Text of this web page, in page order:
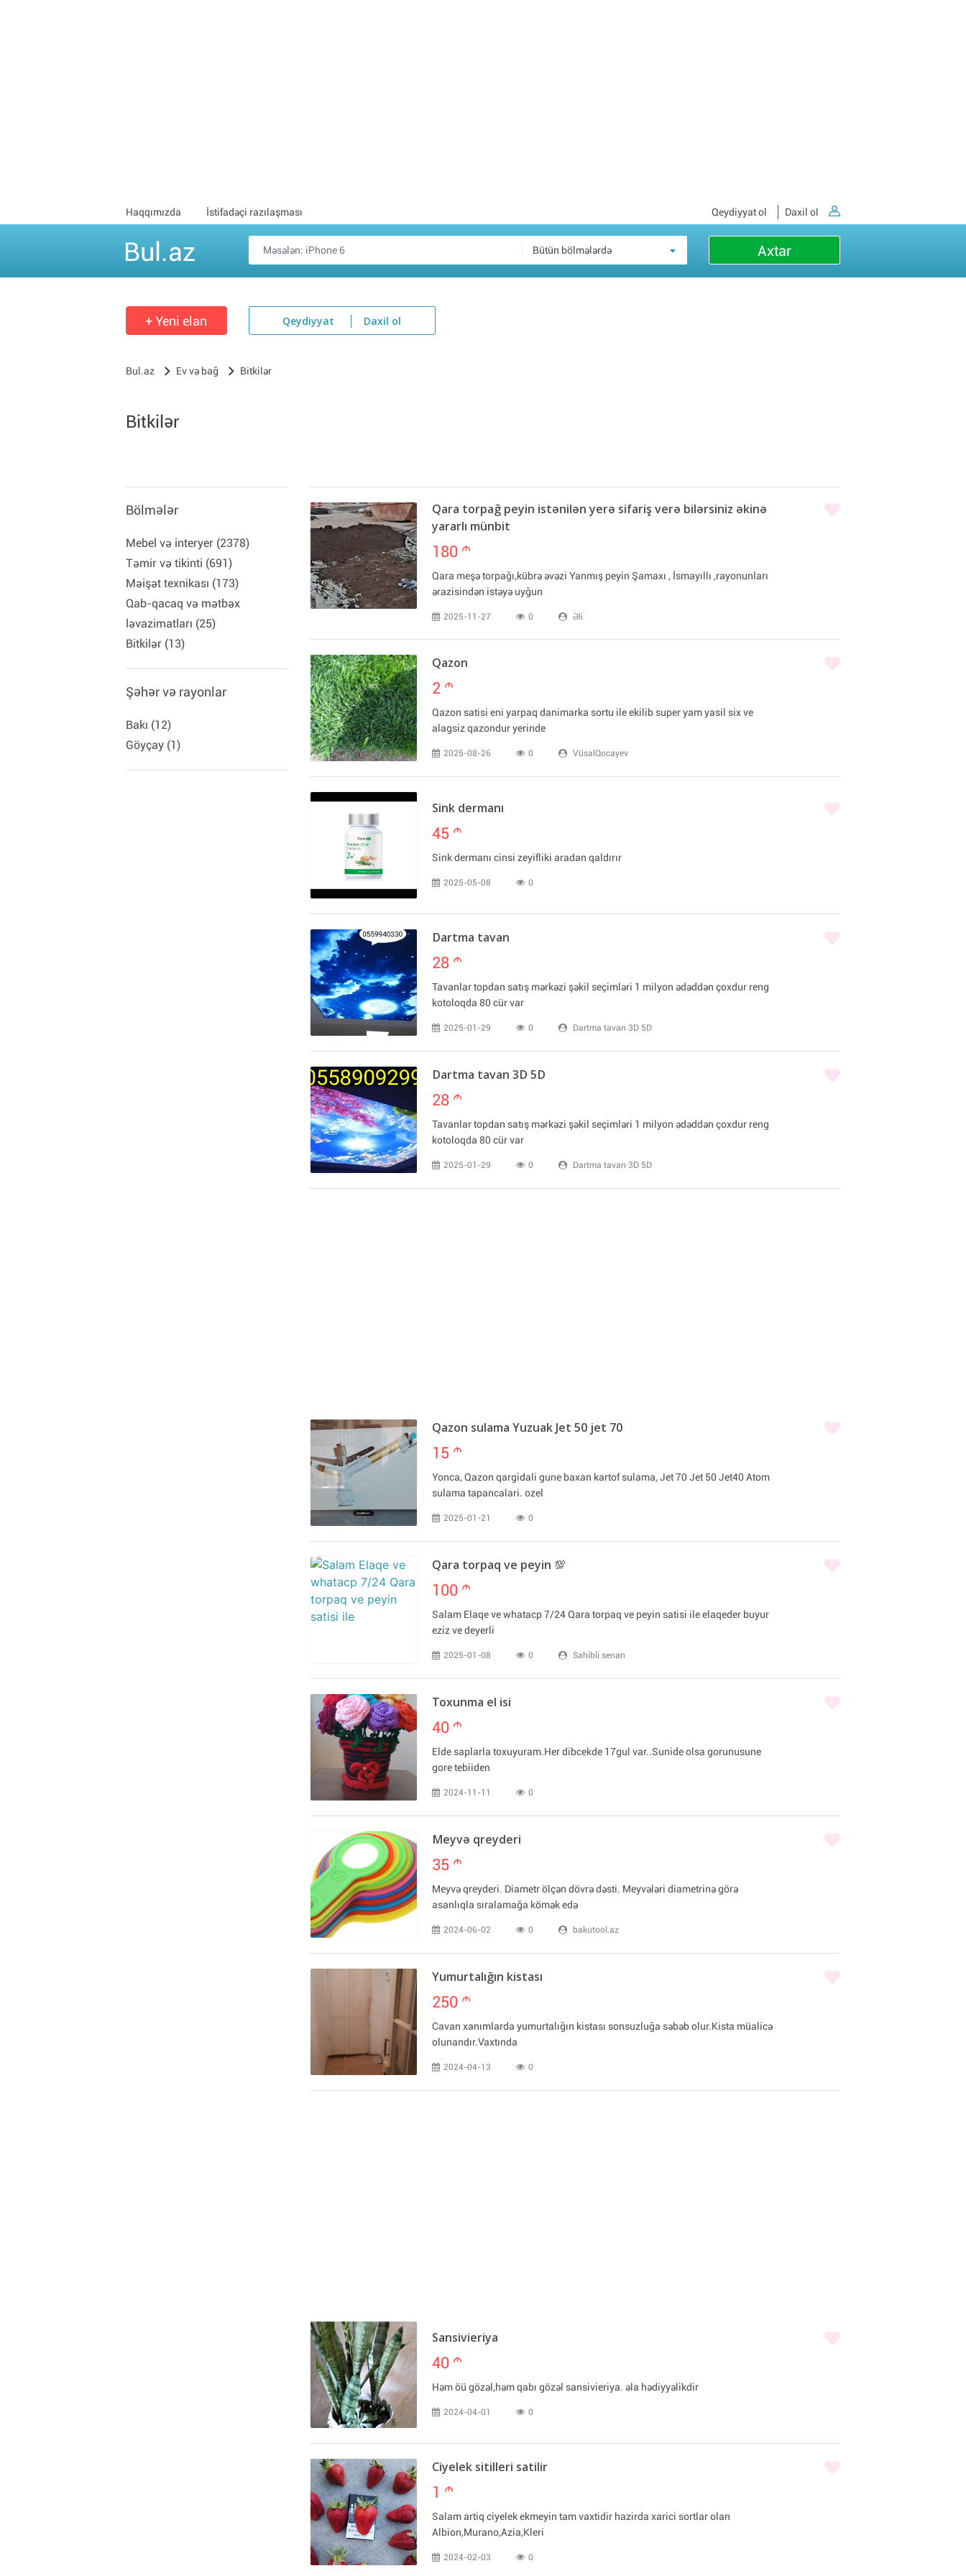
Haqqımızda İstifadəçi razılaşması Qeydiyyat ol Daxil ol
Bul.az Bütün bölmələrdə Axtar
+ Yeni elan Qeydiyyat Daxil ol
Bul.az Ev və bağ Bitkilər
Bitkilər
Bölmələr
Mebel və interyer (2378)
Təmir və tikinti (691)
Məişət texnikası (173)
Qab-qacaq və mətbəx
ləvazimatları (25)
Bitkilər (13)
Şəhər və rayonlar
Bakı (12)
Göyçay (1)
Qara torpağ peyin istənilən yerə sifariş verə bilərsiniz əkinə
yararlı münbit
180 m
Qara meşə torpağı,kübrə əvəzi Yanmış peyin Şamaxı , İsmayıllı ,rayonunları
ərazisindən istəyə uyğun
2025-11-27 0 Əli
Qazon
2 m
Qazon satisi eni yarpaq danimarka sortu ile ekilib super yam yasil six ve
alagsiz qazondur yerinde
2025-08-26 0 VüsalQocayev
Sink dermanı
45 m
Sink dermanı cinsi zeyifliki aradan qaldırır
2025-05-08 0
Dartma tavan
28 m
Tavanlar topdan satış mərkəzi şəkil seçimləri 1 milyon ədəddən çoxdur reng
kotoloqda 80 cür var
2025-01-29 0 Dartma tavan 3D 5D
Dartma tavan 3D 5D
28 m
Tavanlar topdan satış mərkəzi şəkil seçimləri 1 milyon ədəddən çoxdur reng
kotoloqda 80 cür var
2025-01-29 0 Dartma tavan 3D 5D
Qazon sulama Yuzuak Jet 50 jet 70
15 m
Yonca, Qazon qargidali gune baxan kartof sulama, Jet 70 Jet 50 Jet40 Atom
sulama tapancalari. ozel
2025-01-21 0
Qara torpaq ve peyin 💯
100 m
Salam Elaqe ve whatacp 7/24 Qara torpaq ve peyin satisi ile elaqeder buyur
eziz ve deyerli
2025-01-08 0 Sahibli senan
Toxunma el isi
40 m
Elde saplarla toxuyuram.Her dibcekde 17gul var..Sunide olsa gorunusune
gore tebiiden
2024-11-11 0
Meyvə qreyderi
35 m
Meyvə qreyderi. Diametr ölçən dövrə dəsti. Meyvələri diametrinə görə
asanlıqla sıralamağa kömək edə
2024-06-02 0 bakutool.az
Yumurtalığın kistası
250 m
Cavan xanımlarda yumurtalığın kistası sonsuzluğa səbəb olur.Kista müalicə
olunandır.Vaxtında
2024-04-13 0
Sansivieriya
40 m
Həm öü gözəl,həm qabı gözəl sansivieriya. əla hədiyyəlikdir
2024-04-01 0
Ciyelek sitilleri satilir
1 m
Salam artiq ciyelek ekmeyin tam vaxtidir hazirda xarici sortlar olan
Albion,Murano,Azia,Kleri
2024-02-03 0